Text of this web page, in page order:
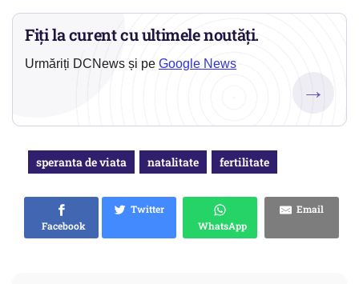
Fiți la curent cu ultimele noutăți.
Urmăriți DCNews și pe Google News
→
speranta de viata natalitate fertilitate
Facebook
Twitter
WhatsApp
Email